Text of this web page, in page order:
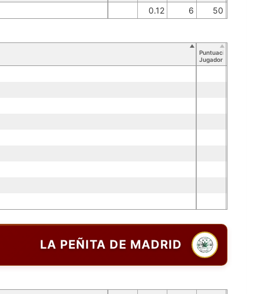
0.12 6 50
Puntuación
Jugador
LA PEÑITA DE MADRID